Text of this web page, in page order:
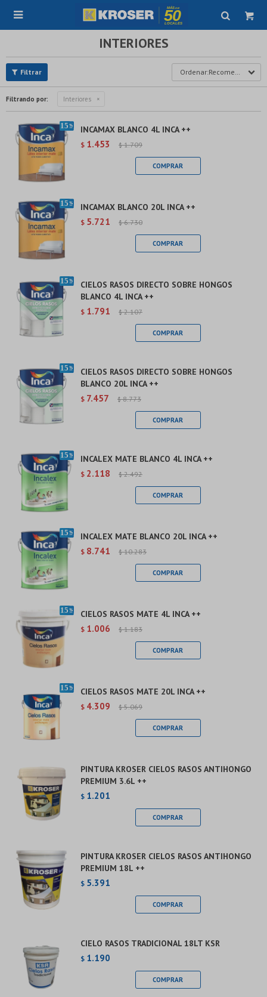

INTERIORES
Recomendados
Filtrando por: Interiores
INCAMAX BLANCO 4L INCA ++
$ 1.453 $ 1.709
INCAMAX BLANCO 20L INCA ++
$ 5.721 $ 6.730
CIELOS RASOS DIRECTO SOBRE HONGOS
BLANCO 4L INCA ++
$ 1.791 $ 2.107
CIELOS RASOS DIRECTO SOBRE HONGOS
BLANCO 20L INCA ++
$ 7.457 $ 8.773
INCALEX MATE BLANCO 4L INCA ++
$ 2.118 $ 2.492
INCALEX MATE BLANCO 20L INCA ++
$ 8.741 $ 10.283
CIELOS RASOS MATE 4L INCA ++
$ 1.006 $ 1.183
CIELOS RASOS MATE 20L INCA ++
$ 4.309 $ 5.069
PINTURA KROSER CIELOS RASOS ANTIHONGO
PREMIUM 3.6L ++
$ 1.201
PINTURA KROSER CIELOS RASOS ANTIHONGO
PREMIUM 18L ++
$ 5.391
CIELO RASOS TRADICIONAL 18LT KSR
$ 1.190